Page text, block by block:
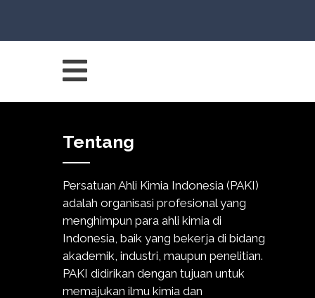
Tentang
Persatuan Ahli Kimia Indonesia (PAKI)
adalah organisasi profesional yang
menghimpun para ahli kimia di
Indonesia, baik yang bekerja di bidang
akademik, industri, maupun penelitian.
PAKI didirikan dengan tujuan untuk
memajukan ilmu kimia dan